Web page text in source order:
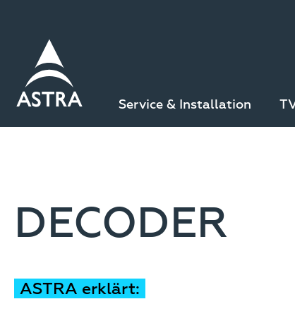
Service & Installation
DECODER
ASTRA erklärt: